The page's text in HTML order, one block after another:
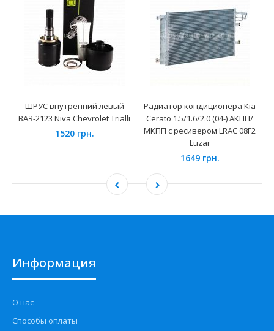
ШРУС внутренний левый
ВАЗ-2123 Niva Chevrolet Trialli
1520 грн.
Радиатор кондиционера Kia
Cerato 1.5/1.6/2.0 (04-) АКПП/
МКПП с ресивером LRAC 08F2
Luzar
1649 грн.
Информация
О нас
Способы оплаты